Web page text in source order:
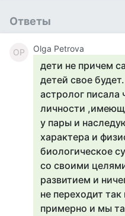
Ответы
OP Olga Petrova
дети не причем
детей свое
астролог писала
личности
у пары и
характера и
биологическое
со своими
развитием и
не переходит
примерно и мы